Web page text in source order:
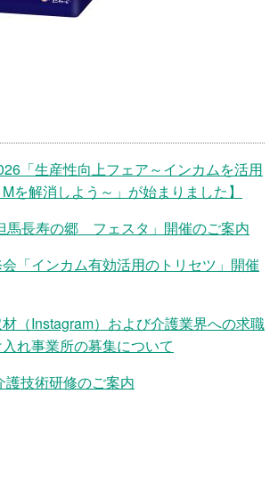
「生産性向上フェア～インカムを活用
を解消しよう～」が始まりました】
寿の郷 フェスタ」開催のご案内
「インカム有効活用のトリセツ」開催
（Instagram）および介護業界への求職
れ事業所の募集について
護技術研修のご案内